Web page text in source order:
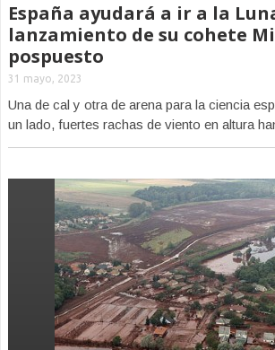
España ayudará a ir a la
lanzamiento de su cohete
pospuesto
31 mayo, 2023
Una de cal y otra de arena para la ciencia
un lado, fuertes rachas de viento en altura